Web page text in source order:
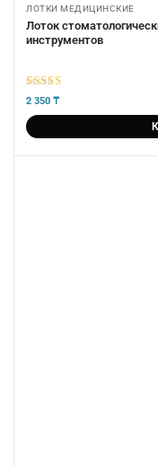
ЛОТКИ МЕДИЦИНСКИЕ
Лоток
инструментов
5 из 5
2 350 ₸